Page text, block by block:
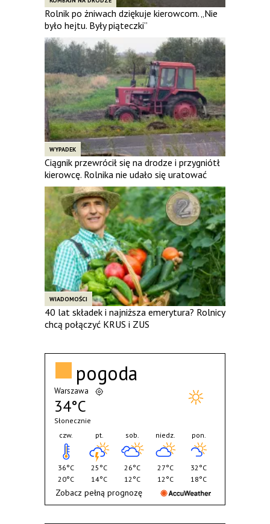
Rolnik po żniwach dziękuje kierowcom. „Nie
było hejtu. Były piąteczki”
WYPADEK
Ciągnik przewrócił się na drodze i przygniótł
kierowcę. Rolnika nie udało się uratować
WIADOMOŚCI
40 lat składek i najniższa emerytura? Rolnicy
chcą połączyć KRUS i ZUS
pogoda
Warszawa
34°C
Słonecznie
czw.
36°C
20°C
pt.
25°C
14°C
sob.
26°C
12°C
niedz.
27°C
12°C
pon.
32°C
18°C
Zobacz pełną prognozę